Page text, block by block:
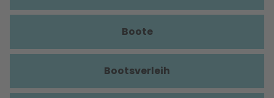
Boote
Bootsverleih